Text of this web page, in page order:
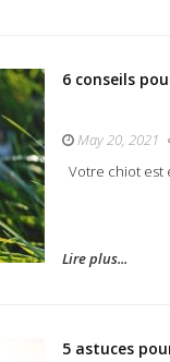
6 conseils
May 20, 2021
Votre chiot est
Lire plus...
5 astuces